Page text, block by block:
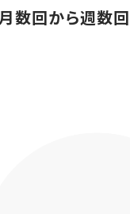
数回から週数